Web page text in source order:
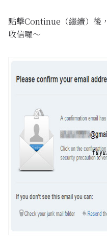
點擊Continue（繼續）後
收信囉～